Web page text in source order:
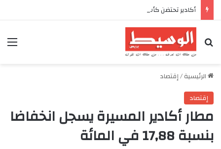
بحث عن
الرئيسية/إقتصاد
إقتصاد
مطار أكادير المسيرة يسجل انخفاضا
بنسبة 17,88 في المائة